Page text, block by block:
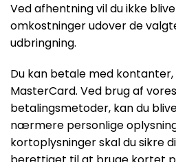
Ved afhentning vil du ikke
omkostninger udover de
udbringning.
Du kan betale med
MasterCard. Ved brug af
betalingsmetoder, kan du
nærmere personlige
kortoplysninger skal du sikre